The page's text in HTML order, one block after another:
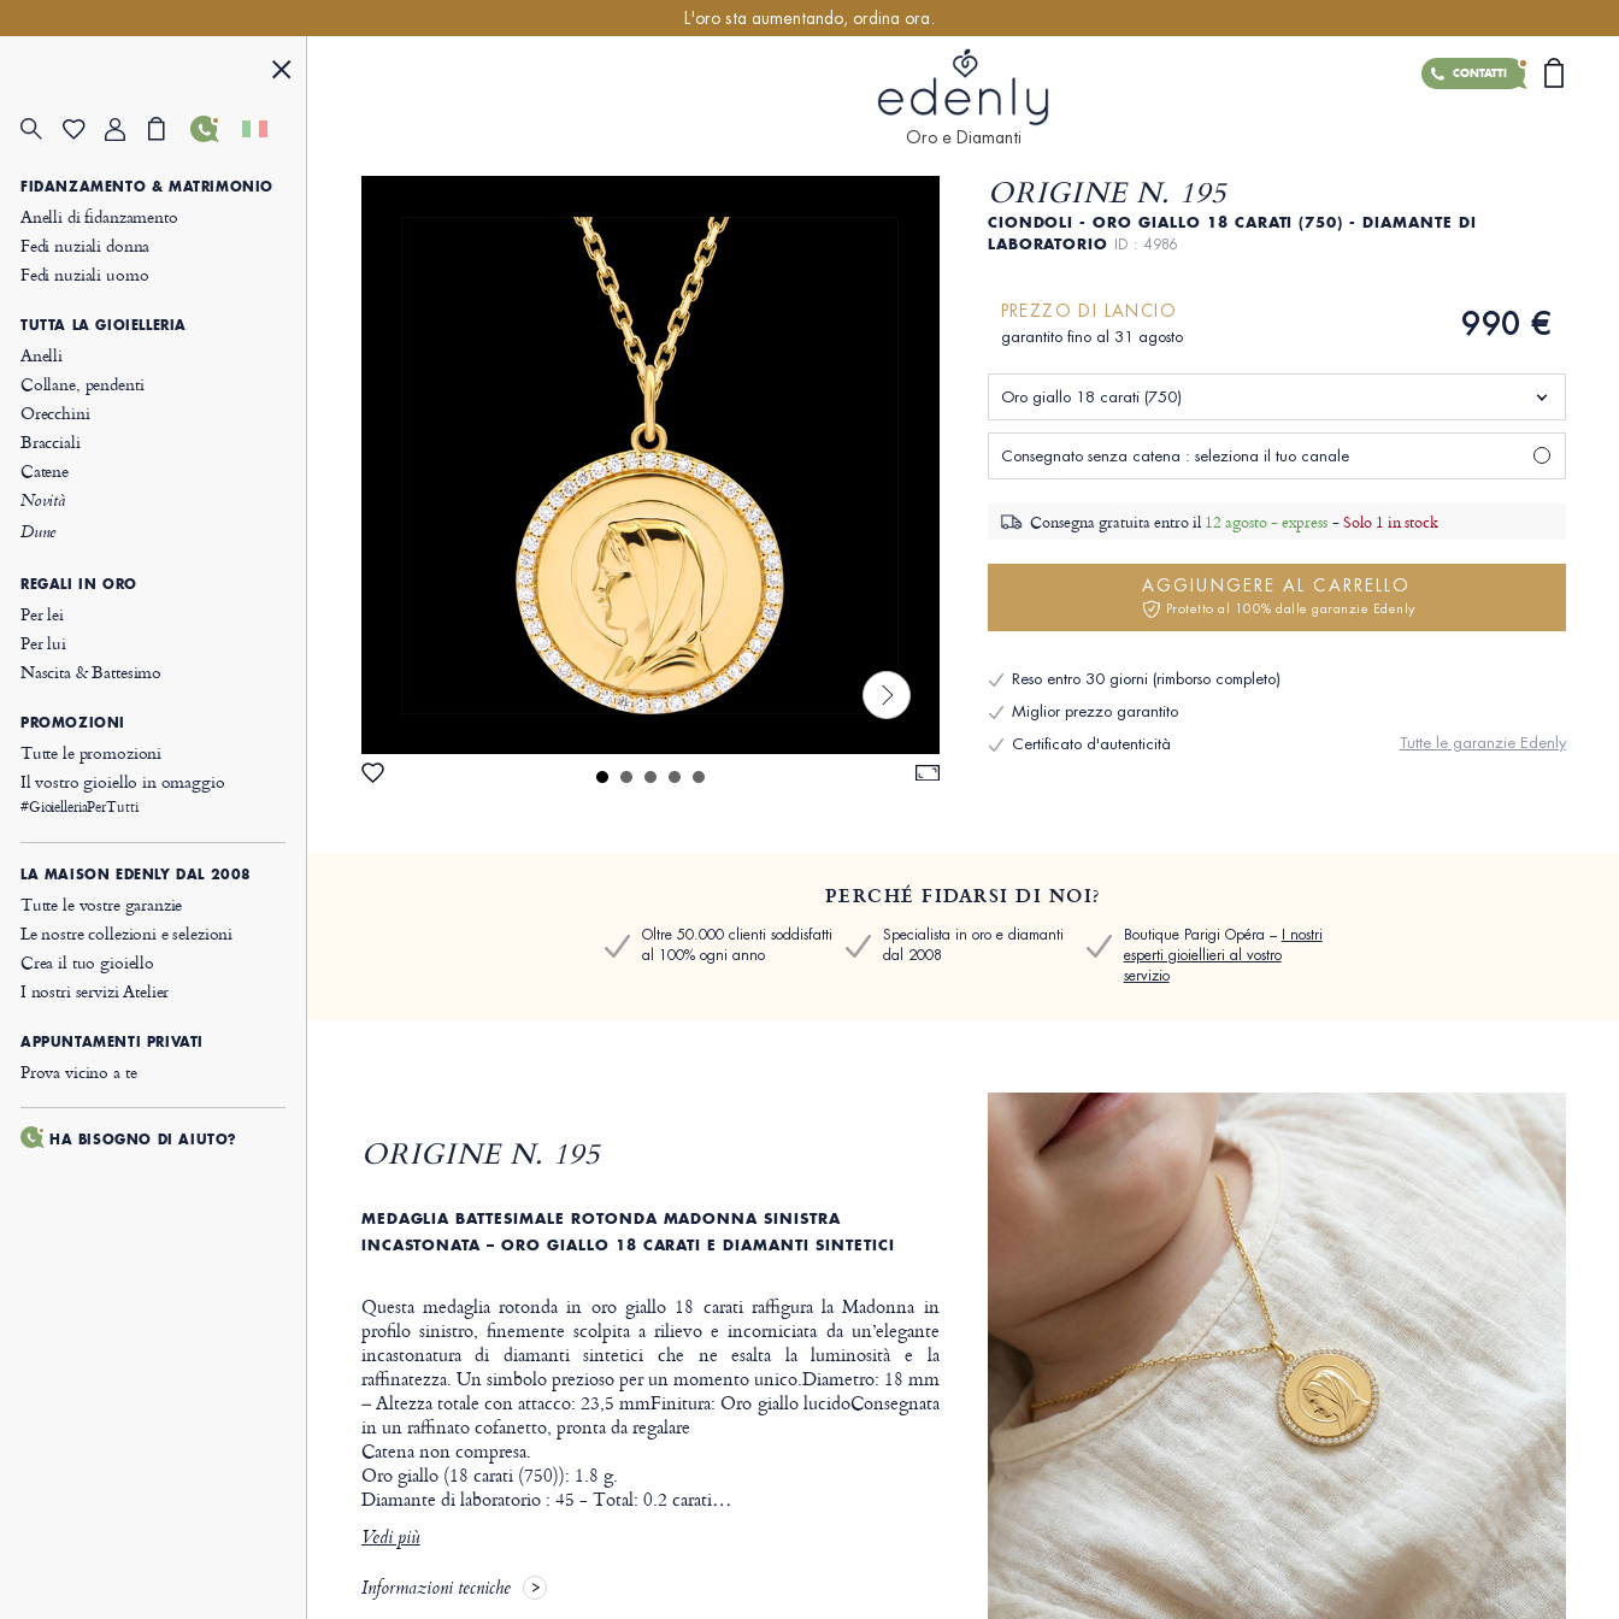
FIDANZAMENTO & MATRIMONIO
Anelli di fidanzamento
Fedi nuziali donna
Fedi nuziali uomo
TUTTA LA GIOIELLERIA
Anelli
Collane, pendenti
Orecchini
Bracciali
Catene
Novità
Dune
REGALI IN ORO
Per lei
Per lui
Nascita & Battesimo
PROMOZIONI
Tutte le promozioni
Il vostro gioiello in omaggio
#GioielleriaPerTutti
LA MAISON EDENLY DAL 2008
Tutte le vostre garanzie
Le nostre collezioni e selezioni
Crea il tuo gioiello
I nostri servizi Atelier
APPUNTAMENTI PRIVATI
Prova vicino a te
HA BISOGNO DI AIUTO?
L'oro sta aumentando, ordina ora.
CONTATTI
Oro e Diamanti
ORIGINE N. 195
CIONDOLI - ORO GIALLO 18 CARATI (750) - DIAMANTE DI
LABORATORIO ID : 4986
PREZZO DI LANCIO
garantito fino al 31 agosto 990 €
Oro giallo 18 carati (750)
Consegnato senza catena : seleziona il tuo canale
Consegna gratuita entro il 12 agosto - express -Solo 1 in stock
AGGIUNGERE AL CARRELLO
Protetto al 100% dalle garanzie Edenly
Reso entro 30 giorni (rimborso completo)
Miglior prezzo garantito
Certificato d'autenticità
Tutte le garanzie Edenly
PERCHÉ FIDARSI DI NOI?
Oltre 50.000 clienti soddisfatti
al 100% ogni anno
Specialista in oro e diamanti
dal 2008
Boutique Parigi Opéra – I nostri
esperti gioiellieri al vostro
servizio
ORIGINE N. 195
MEDAGLIA BATTESIMALE ROTONDA MADONNA SINISTRA
INCASTONATA – ORO GIALLO 18 CARATI E DIAMANTI SINTETICI
Questa medaglia rotonda in oro giallo 18 carati raffigura la Madonna in
profilo sinistro, finemente scolpita a rilievo e incorniciata da un’elegante
incastonatura di diamanti sintetici che ne esalta la luminosità e la
raffinatezza. Un simbolo prezioso per un momento unico.Diametro: 18 mm
– Altezza totale con attacco: 23,5 mmFinitura: Oro giallo lucidoConsegnata
in un raffinato cofanetto, pronta da regalare
Catena non compresa.
Oro giallo (18 carati (750)): 1.8 g.
Diamante di laboratorio : 45 - Total: 0.2 carati…
Vedi più
Informazioni tecniche